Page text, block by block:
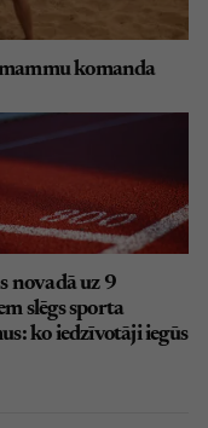
komanda
novadā uz 9
slēgs sporta
ko iedzīvotāji iegūs